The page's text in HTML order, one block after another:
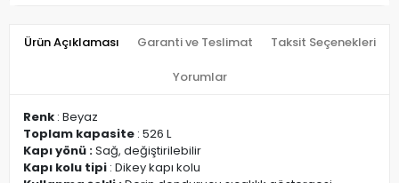
Ürün Açıklaması Garanti ve Teslimat Taksit Seçenekleri
Yorumlar
Renk : Beyaz
Toplam kapasite : 526 L
Kapı yönü :Sağ, değiştirilebilir
Kapı kolu tipi : Dikey kapı kolu